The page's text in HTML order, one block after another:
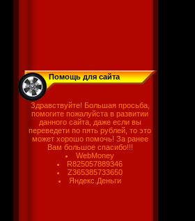
Помощь для сайта
Здравствуйте! Большая просьба,
помогите пожалуйста в развитии
данного сайта, даже если вы
переведети по пять рублей, то это
может хорошо помочь! За ранее
Вам большое спасибо!!!
WebMoney
R825057889346
Z365385733650
Яндекс.Деньги